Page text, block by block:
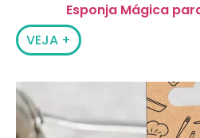
Esponja Mágica
VEJA +